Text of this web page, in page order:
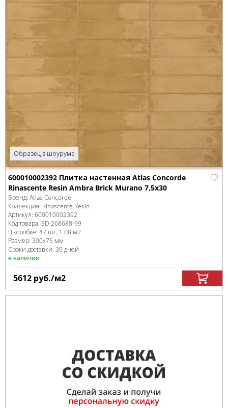
Образец в шоуруме
600010002392 Плитка настенная Atlas Concorde
Rinascente Resin Ambra Brick Murano 7,5x30
Бренд: Atlas Concorde
Коллекция: Rinascente Resin
Артикул: 600010002392
Код товара: SD-268688-99
В коробке: 47 шт, 1.08 м2
Размер: 300x75 мм
Сроки доставки: 30 дней
в наличии
5612 руб./м2